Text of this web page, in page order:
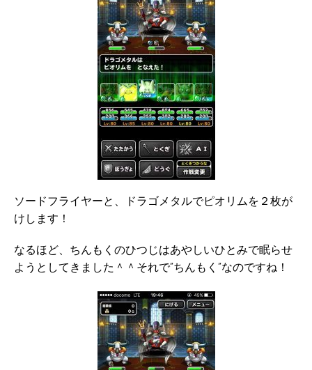
ソードフライヤーと、ドラゴメタルでピオリムを２枚が
けします！
なるほど、ちんもくのひつじはあやしいひとみで眠らせ
ようとしてきました＾＾それで”ちんもく”なのですね！